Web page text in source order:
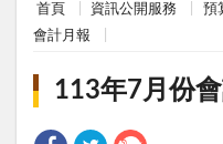
首頁 資訊公開服務
預
會計月報
113年7月份